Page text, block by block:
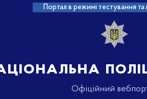
Портал в режимі тестування
Офіційний